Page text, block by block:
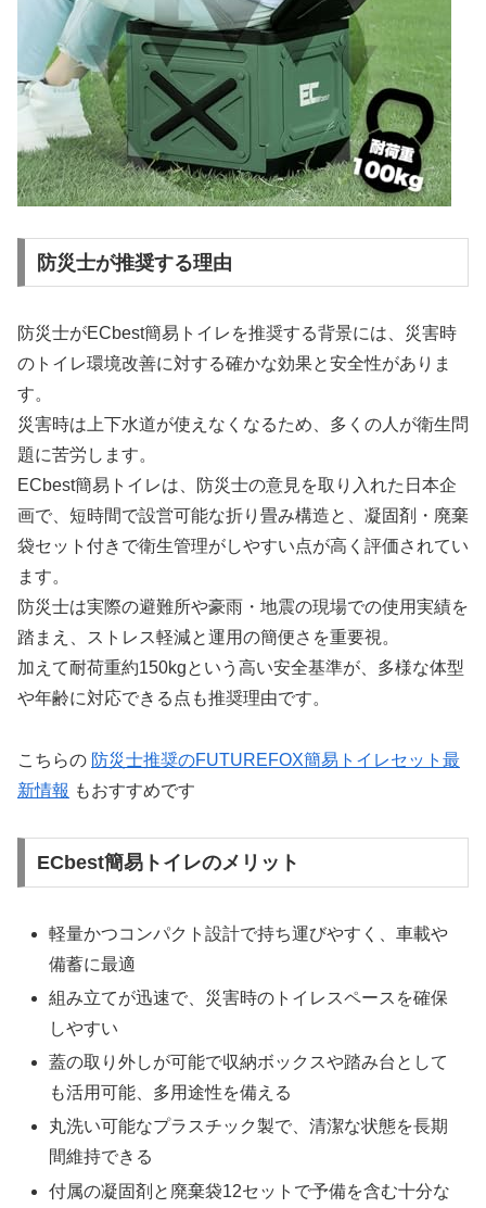
防災士が推奨する理由
防災士がECbest簡易トイレを推奨する背景には、災害時
のトイレ環境改善に対する確かな効果と安全性がありま
す。
災害時は上下水道が使えなくなるため、多くの人が衛生問
題に苦労します。
ECbest簡易トイレは、防災士の意見を取り入れた日本企
画で、短時間で設営可能な折り畳み構造と、凝固剤・廃棄
袋セット付きで衛生管理がしやすい点が高く評価されてい
ます。
防災士は実際の避難所や豪雨・地震の現場での使用実績を
踏まえ、ストレス軽減と運用の簡便さを重要視。
加えて耐荷重約150kgという高い安全基準が、多様な体型
や年齢に対応できる点も推奨理由です。
こちらの 防災士推奨のFUTUREFOX簡易トイレセット最
新情報 もおすすめです
ECbest簡易トイレのメリット
軽量かつコンパクト設計で持ち運びやすく、車載や
備蓄に最適
組み立てが迅速で、災害時のトイレスペースを確保
しやすい
蓋の取り外しが可能で収納ボックスや踏み台として
も活用可能、多用途性を備える
丸洗い可能なプラスチック製で、清潔な状態を長期
間維持できる
付属の凝固剤と廃棄袋12セットで予備を含む十分な